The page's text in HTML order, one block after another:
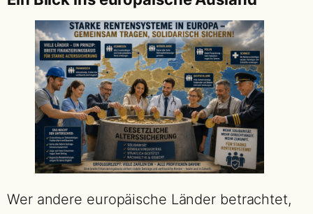
Wer andere europäische Länder betrachtet,